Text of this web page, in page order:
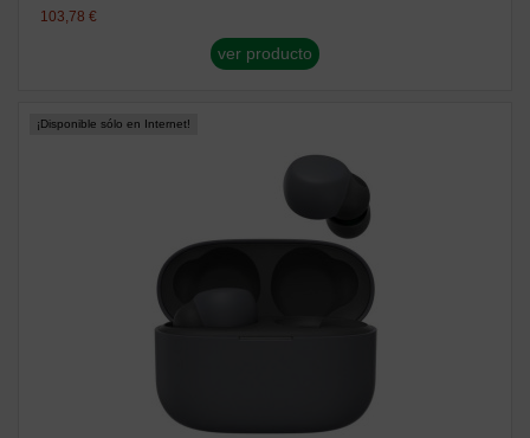
103,78 €
ver producto
¡Disponible sólo en Internet!